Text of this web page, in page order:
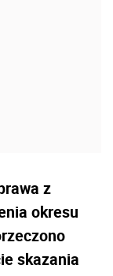
z
okresu
skazania